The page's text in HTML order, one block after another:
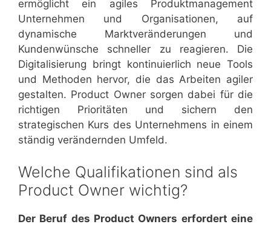
ermöglicht ein agiles Produktmanagement
Unternehmen und Organisationen, auf
dynamische Marktveränderungen und
Kundenwünsche schneller zu reagieren. Die
Digitalisierung bringt kontinuierlich neue Tools
und Methoden hervor, die das Arbeiten agiler
gestalten. Product Owner sorgen dabei für die
richtigen Prioritäten und sichern den
strategischen Kurs des Unternehmens in einem
ständig verändernden Umfeld.
Welche Qualifikationen sind als
Product Owner wichtig?
Der Beruf des Product Owners erfordert eine